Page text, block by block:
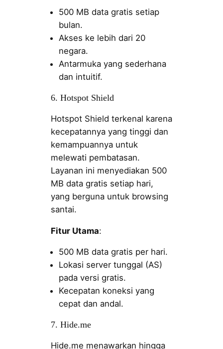
500 MB data gratis setiap
bulan.
Akses ke lebih dari 20
negara.
Antarmuka yang sederhana
dan intuitif.
6. Hotspot Shield
Hotspot Shield terkenal karena
kecepatannya yang tinggi dan
kemampuannya untuk
melewati pembatasan.
Layanan ini menyediakan 500
MB data gratis setiap hari,
yang berguna untuk browsing
santai.
Fitur Utama:
500 MB data gratis per hari.
Lokasi server tunggal (AS)
pada versi gratis.
Kecepatan koneksi yang
cepat dan andal.
7. Hide.me
Hide.me menawarkan hingga